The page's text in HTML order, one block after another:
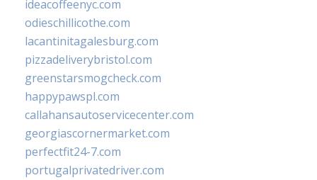
ideacoffeenyc.com
odieschillicothe.com
lacantinitagalesburg.com
pizzadeliverybristol.com
greenstarsmogcheck.com
happypawspl.com
callahansautoservicecenter.com
georgiascornermarket.com
perfectfit24-7.com
portugalprivatedriver.com